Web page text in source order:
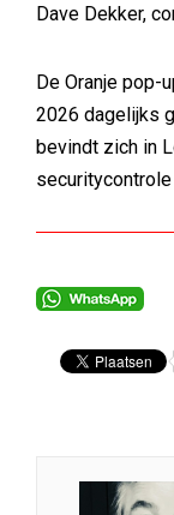
Dave Dekker,
De Oranje pop-
2026 dagelijks
bevindt zich in